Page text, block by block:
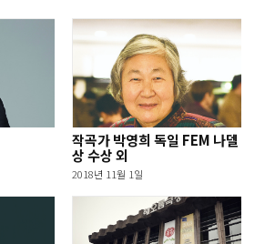
작곡가 박영희 독일 FEM 나델
상 수상 외
2018년 11월 1일